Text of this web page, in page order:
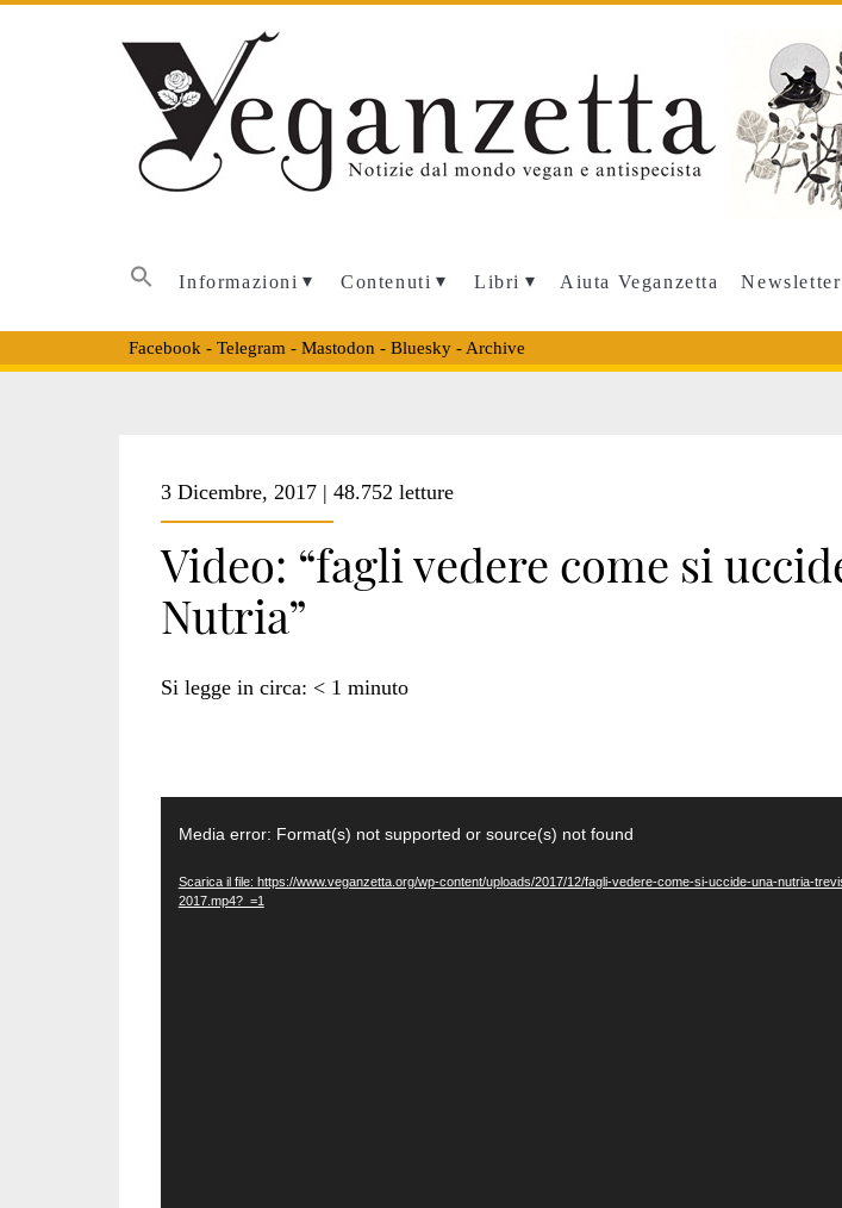
Informazioni Contenuti Libri Aiuta Veganzetta Newsletter
Facebook - Telegram - Mastodon - Bluesky- Archive
<span>trevisotoday</span>
3 Dicembre, 2017 | 48.752 letture
Video: “fagli vedere come si
Nutria”
Si legge in circa: < 1 minuto
Player
Media error: Format(s) not supported or source(s) not found
Scarica il file: https://www.veganzetta.org/wp-content/uploads/2017/12/fagli-vedere-come-si-uccide-una-nutria-
2017.mp4?_=1